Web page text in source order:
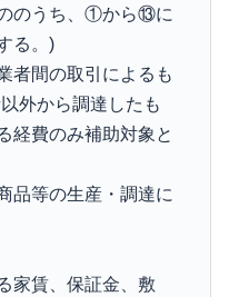
のうち、①から⑬に
る。)
者間の取引によるも
外から調達したも
費のみ補助対象と
品等の生産・調達に
家賃、保証金、敷